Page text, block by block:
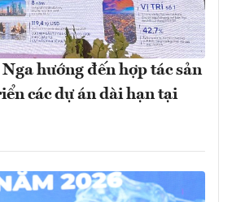
hướng đến hợp tác sản
các dự án dài hạn tại